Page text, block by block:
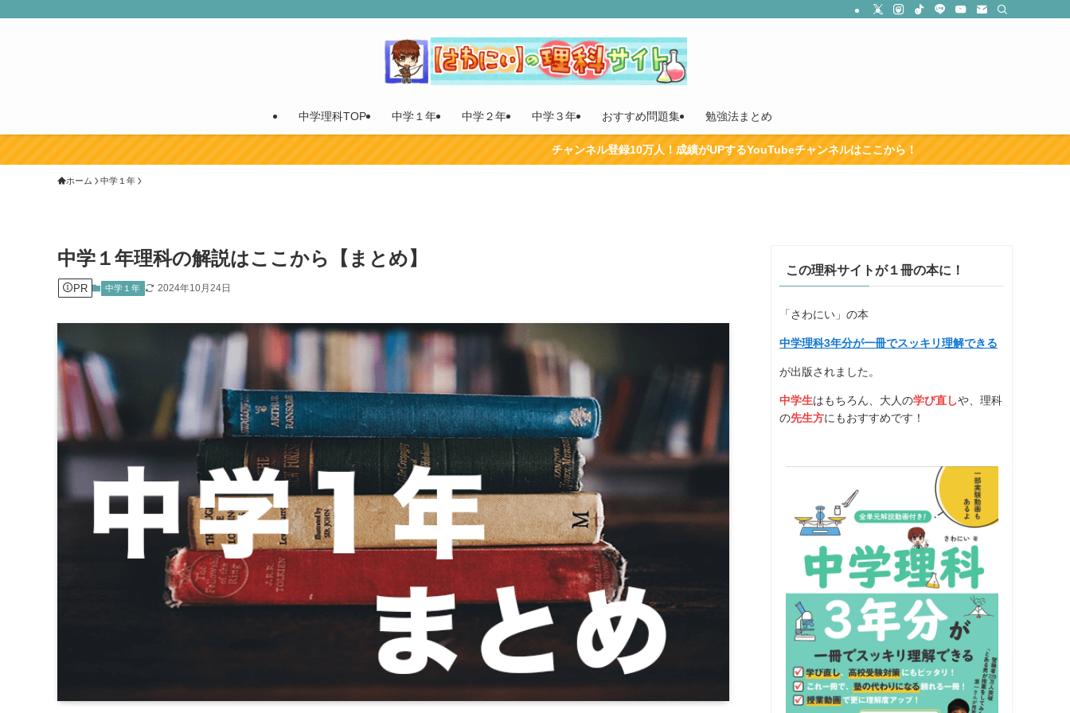
中学理科TOP 中学１年 中学２年 中学３年 おすすめ問題集 勉強法まとめ
チャンネル登録10万人！成績がUPするYouTubeチャンネルはここから！
ホーム 中学１年
中学１年理科の解説はここから【まとめ】
PR 中学１年 2024年10月24日
この理科サイトが１冊の本に！
「さわにい」の本
中学理科3年分が一冊でスッキリ理解できる
が出版されました。
中学生はもちろん、大人の学び直しや、理科
の先生方にもおすすめです！